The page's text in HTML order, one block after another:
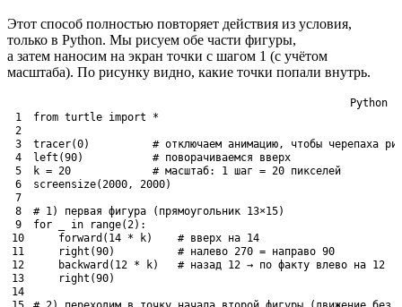
Этот способ полностью повторяет действия из условия,
только в Python. Мы рисуем обе части фигуры,
а затем наносим на экран точки с шагом 1 (с учётом
масштаба). По рисунку видно, какие точки попали внутрь.
Python
1
2
3
4
5
6
7
8
9
10
11
12
13
14
from turtle import *
tracer(0)
# отключаем анимацию, чтобы черепаха
left (90)
# поворачиваемся вверх
k = 20
# масштаб: 1 шаг = 20 пикселей
screensize(2000, 2000)
# 1) первая фигура (прямоугольник 13×15)
for
in range(2) :
forward ( 14 * k)
# вверх на 14
right (90)
# налево 270 = направо 90
backward ( 12 * k)
# назад 12 → по факту влево на 12
right (90)